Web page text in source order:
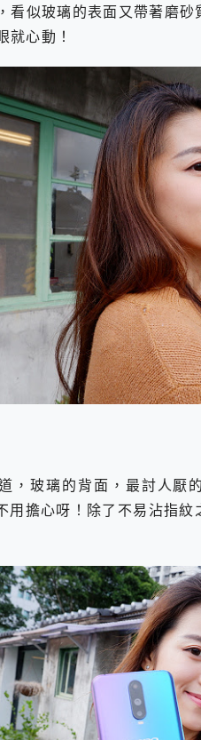
看似玻璃的表面又帶著磨
就心動！
，玻璃的背面，最討人厭
用擔心呀！除了不易沾指